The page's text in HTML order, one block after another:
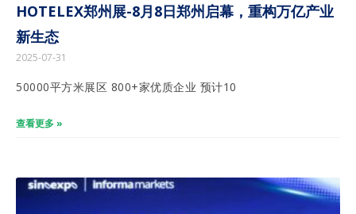
HOTELEX郑州展-8月8日郑州启幕，重构万亿产业
新生态
2025-07-31
50000平方米展区 800+家优质企业 预计10
查看更多 »